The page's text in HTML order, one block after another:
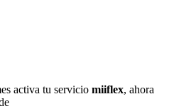
activa tu servicio miiflex, ahora